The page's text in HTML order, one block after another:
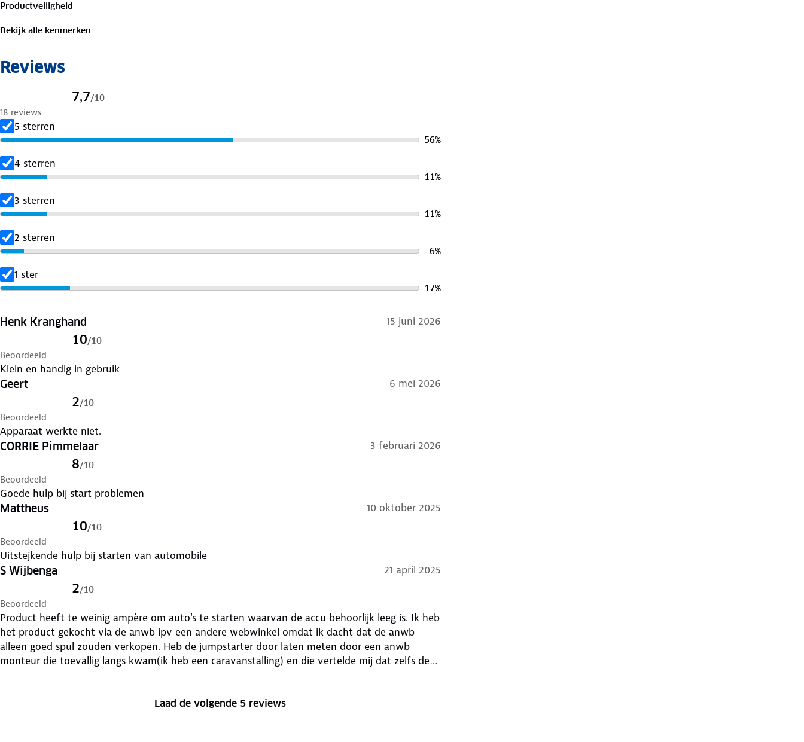
Productveiligheid
Bekijk alle kenmerken
Reviews
7,7/10
18 reviews
5 sterren
56%
4 sterren
11%
3 sterren
11%
2 sterren
6%
1 ster
17%
Henk Kranghand 15 juni 2026
10/10
Beoordeeld
Klein en handig in gebruik
Geert 6 mei 2026
2/10
Beoordeeld
Apparaat werkte niet.
CORRIE Pimmelaar 3 februari 2026
8/10
Beoordeeld
Goede hulp bij start problemen
Mattheus 10 oktober 2025
10/10
Beoordeeld
Uitstejkende hulp bij starten van automobile
S Wijbenga 21 april 2025
2/10
Beoordeeld
Product heeft te weinig ampère om auto's te starten waarvan de accu behoorlijk leeg is. Ik heb
het product gekocht via de anwb ipv een andere webwinkel omdat ik dacht dat de anwb
alleen goed spul zouden verkopen. Heb de jumpstarter door laten meten door een anwb
monteur die toevallig langs kwam(ik heb een caravanstalling) en die vertelde mij dat zelfs de
Laad de volgende 5 reviews